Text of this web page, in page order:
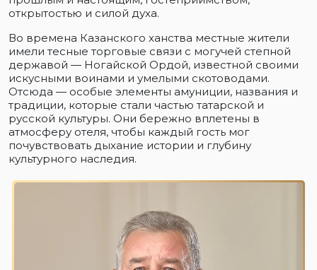
открытостью и силой духа.
Во времена Казанского ханства местные жители
имели тесные торговые связи с могучей степной
державой — Ногайской Ордой, известной своими
искусными воинами и умелыми скотоводами.
Отсюда — особые элементы амуниции, названия и
традиции, которые стали частью татарской и
русской культуры. Они бережно вплетены в
атмосферу отеля, чтобы каждый гость мог
почувствовать дыхание истории и глубину
культурного наследия.